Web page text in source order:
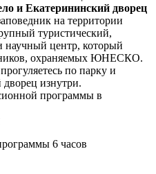
и Екатерининский дворец
на территории
туристический,
центр, который
охраняемых ЮНЕСКО.
по парку и
изнутри.
программы в
6 часов